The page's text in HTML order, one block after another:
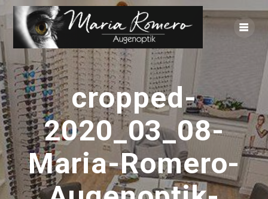
Zum
Inhalt
springen
cropped-
2020_03_08-
Maria-Romero-